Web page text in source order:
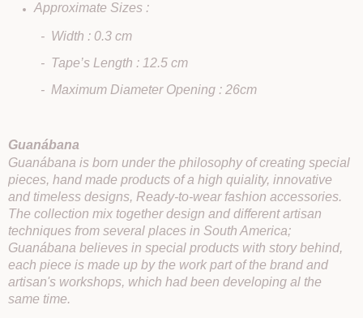
Approximate Sizes :
- Width : 0.3 cm
- Tape’s Length : 12.5 cm
- Maximum Diameter Opening : 26cm
Guanábana
Guanábana is born under the philosophy of creating special
pieces, hand made products of a high quiality, innovative
and timeless designs, Ready-to-wear fashion accessories.
The collection mix together design and different artisan
techniques from several places in South America;
Guanábana believes in special products with story behind,
each piece is made up by the work part of the brand and
artisan's workshops, which had been developing al the
same time.